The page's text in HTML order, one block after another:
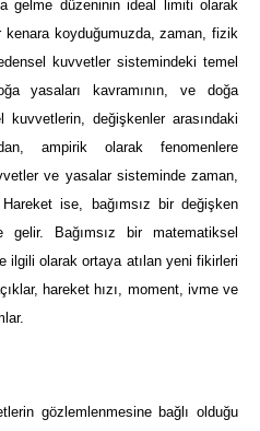
gelme düzeninin ideal limiti olarak
kenara koyduğumuzda, zaman, fizik
kuvvetler sistemindeki temel
yasaları kavramının, ve doğa
kuvvetlerin, değişkenler arasındaki
ampirik olarak fenomenlere
ve yasalar sisteminde zaman,
ise, bağımsız bir değişken
Bağımsız bir matematiksel
ilgili olarak ortaya atılan yeni fikirleri
hareket hızı, moment, ivme ve
gözlemlenmesine bağlı olduğu